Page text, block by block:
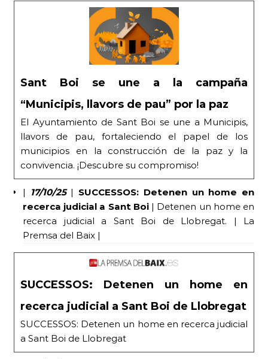
Sant Boi se une a la campaña
“Municipis, llavors de pau” por la paz
El Ayuntamiento de Sant Boi se une a Municipis,
llavors de pau, fortaleciendo el papel de los
municipios en la construcción de la paz y la
convivencia. ¡Descubre su compromiso!
| 17/10/25| SUCCESSOS: Detenen un home en
recerca judicial a Sant Boi| Detenen un home en
recerca judicial a Sant Boi de Llobregat. | La
Premsa del Baix |
SUCCESSOS: Detenen un home en
recerca judicial a Sant Boi de Llobregat
SUCCESSOS: Detenen un home en recerca judicial
a Sant Boi de Llobregat